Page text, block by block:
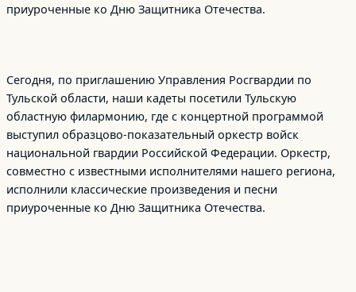
приуроченные ко Дню Защитника Отечества.
Сегодня, по приглашению Управления Росгвардии по
Тульской области, наши кадеты посетили Тульскую
областную филармонию, где с концертной программой
выступил образцово-показательный оркестр войск
национальной гвардии Российской Федерации. Оркестр,
совместно с известными исполнителями нашего региона,
исполнили классические произведения и песни
приуроченные ко Дню Защитника Отечества.